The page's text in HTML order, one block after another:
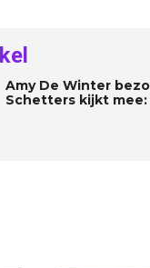
Amy De Winter
Schetters kijkt